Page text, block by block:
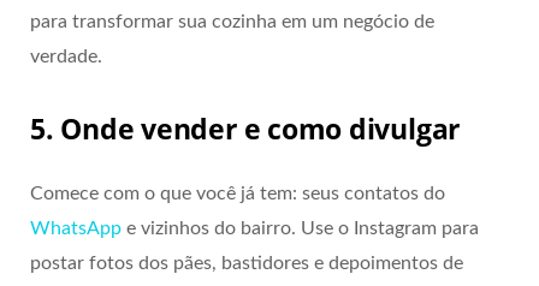
para transformar sua cozinha em um negócio de
verdade.
5. Onde vender e como divulgar
Comece com o que você já tem: seus contatos do
WhatsApp e vizinhos do bairro. Use o Instagram para
postar fotos dos pães, bastidores e depoimentos de